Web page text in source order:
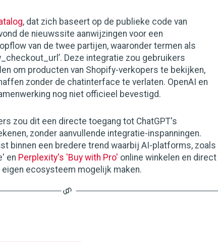
, dat zich baseert op de publieke code van
de nieuwssite aanwijzingen voor een
van de twee partijen, waaronder termen als
Deze integratie zou gebruikers
om producten van Shopify-verkopers te bekijken,
zonder de chatinterface te verlaten. OpenAI en
nog niet officieel bevestigd.
zou dit een directe toegang tot ChatGPT's
zonder aanvullende integratie-inspanningen.
binnen een bredere trend waarbij AI-platforms, zoals
en Perplexity's 'Buy with Pro' online winkelen en direct
eigen ecosysteem mogelijk maken.